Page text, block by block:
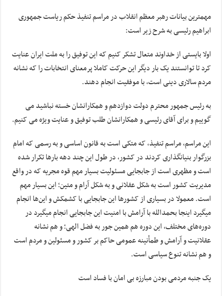
مهمترین بیانات رهبر معظم انقلاب در مراسم تنفیذ حکم ریاست جمهوری
ابراهیم رئیسی به شرح زیر است:
اولا بایستی از خداوند متعال تشکر کنیم که این توفیق را به ملت ایران عنایت
کرد تا توانستند یک بار دیگر این حرکت کاملا پرمعنای انتخابات را که نشانه
مردم سالاری دینی است، با موفقیت انجام دهند.
به رئیس جمهور محترم دولت دوازدهم و همکارانشان خسته نباشید می
گوییم و برای آقای رئیسی و همکارانشان طلب توفیق و عنایت ویژه می کنیم.
این مراسم، مراسم تنفیذ، که متکی است به قانون اساسی و به رسمی که امام
بزرگوار بنیانگذاری کردند در کشور، در طول این چند دهه بارها تکرار شده
است و مظهری است از جابجایی مسئولیت بسیار مهم قوه مجریه که در واقع
مدیریت کشور است به شکل عقلانی و به شکل آرام و متین؛ این بسیار مهم
است. معمولا در بسیاری از کشورها این جابجایی با کشمکش و این‌ها انجام
میگیرد اینجا بحمدالله با آرامش با امنیت این جابجایی انجام میگیرد در
دوره‌های مختلف، این دوره هم همین جور به فضل الهی؛ و هم نشانه
عقلانیت و آرامش و طمأنینه عمومی حاکم بر کشور و مسئولین و مردم است
و هم نشانه تنوع سیاسی است.
یک جنبه مردمی بودن مبارزه بی امان با فساد است